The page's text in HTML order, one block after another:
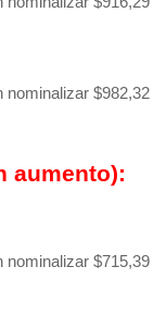
nominalizar $982,32
aumento):
nominalizar $715,39